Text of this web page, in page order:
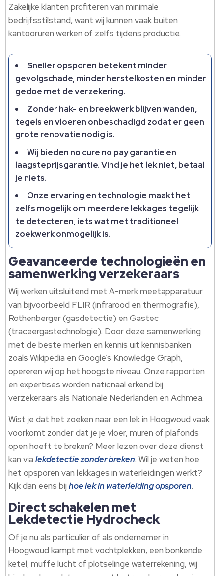
Zakelijke klanten profiteren van minimale
bedrijfsstilstand, want wij kunnen vaak buiten
kantooruren werken of zelfs tijdens productie.​
Sneller opsporen betekent minder
gevolgschade, minder herstelkosten en minder
gedoe met de verzekering.​
Zonder hak- en breekwerk blijven wanden,
tegels en vloeren onbeschadigd zodat er geen
grote renovatie nodig is.​
Wij bieden no cure no pay garantie en
laagsteprijsgarantie.​ Vind je het lek niet, betaal
je niets.​
Onze ervaring en technologie maakt het
zelfs mogelijk om meerdere lekkages tegelijk
te detecteren, iets wat met traditioneel
zoekwerk onmogelijk is.​
Geavanceerde technologieën en
samenwerking verzekeraars
Wij werken uitsluitend met A-merk meetapparatuur
van bijvoorbeeld FLIR (infrarood en thermografie),
Rothenberger (gasdetectie) en Gastec
(traceergastechnologie).​ Door deze samenwerking
met de beste merken en kennis uit kennisbanken
zoals Wikipedia en Google’s Knowledge Graph,
opereren wij op het hoogste niveau.​ Onze rapporten
en expertises worden nationaal erkend bij
verzekeraars als Nationale Nederlanden en Achmea.​
Wist je dat het zoeken naar een lek in Hoogwoud vaak
voorkomt zonder dat je je vloer, muren of plafonds
open hoeft te breken? Meer lezen over deze dienst
kan vialekdetectie zonder breken.​ Wil je weten hoe
het opsporen van lekkages in waterleidingen werkt?
Kijk dan eens bijhoe lek in waterleiding opsporen.​
Direct schakelen met
Lekdetectie Hydrocheck
Of je nu als particulier of als ondernemer in
Hoogwoud kampt met vochtplekken, een bonkende
ketel, muffe lucht of plotselinge waterrekening, wij